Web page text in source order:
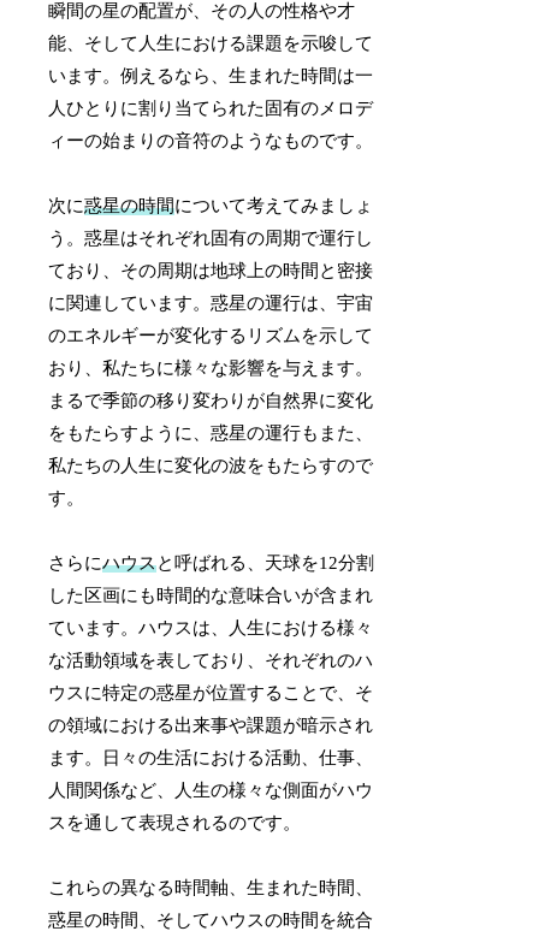
瞬間の星の配置が、その人の性格や才
能、そして人生における課題を示唆して
います。例えるなら、生まれた時間は一
人ひとりに割り当てられた固有のメロデ
ィーの始まりの音符のようなものです。
次に惑星の時間について考えてみましょ
う。惑星はそれぞれ固有の周期で運行し
ており、その周期は地球上の時間と密接
に関連しています。惑星の運行は、宇宙
のエネルギーが変化するリズムを示して
おり、私たちに様々な影響を与えます。
まるで季節の移り変わりが自然界に変化
をもたらすように、惑星の運行もまた、
私たちの人生に変化の波をもたらすので
す。
さらにハウスと呼ばれる、天球を12分割
した区画にも時間的な意味合いが含まれ
ています。ハウスは、人生における様々
な活動領域を表しており、それぞれのハ
ウスに特定の惑星が位置することで、そ
の領域における出来事や課題が暗示され
ます。日々の生活における活動、仕事、
人間関係など、人生の様々な側面がハウ
スを通して表現されるのです。
これらの異なる時間軸、生まれた時間、
惑星の時間、そしてハウスの時間を統合